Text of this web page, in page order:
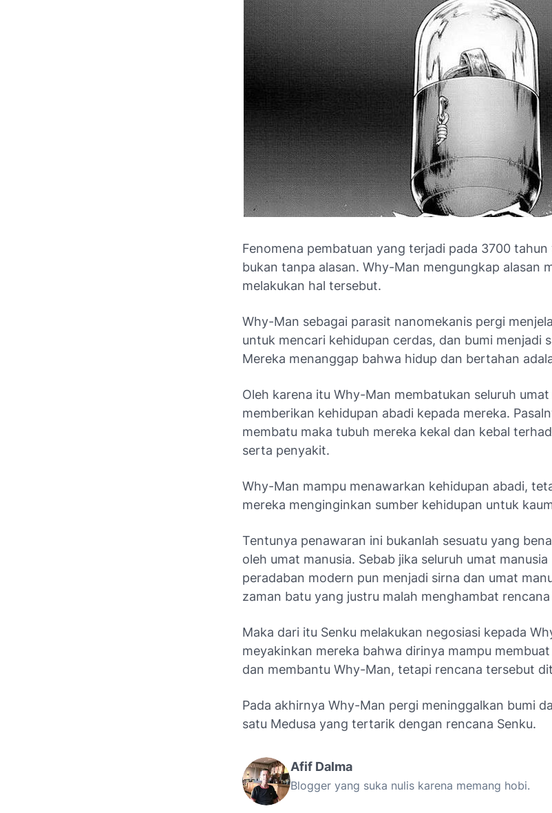
Fenomena pembatuan yang terjadi pada 3700
bukan tanpa alasan. Why-Man mengungkap alasan
melakukan hal tersebut.
Why-Man sebagai parasit nanomekanis pergi
untuk mencari kehidupan cerdas, dan bumi menjadi
Mereka menanggap bahwa hidup dan bertahan
Oleh karena itu Why-Man membatukan seluruh
memberikan kehidupan abadi kepada mereka.
membatu maka tubuh mereka kekal dan kebal
serta penyakit.
Why-Man mampu menawarkan kehidupan abadi,
mereka menginginkan sumber kehidupan untuk
Tentunya penawaran ini bukanlah sesuatu yang
oleh umat manusia. Sebab jika seluruh umat
peradaban modern pun menjadi sirna dan umat
zaman batu yang justru malah menghambat
Maka dari itu Senku melakukan negosiasi kepada
meyakinkan mereka bahwa dirinya mampu
dan membantu Why-Man, tetapi rencana tersebut
Pada akhirnya Why-Man pergi meninggalkan bumi
satu Medusa yang tertarik dengan rencana Senku.
Afif Dalma
Blogger yang suka nulis karena memang hobi.